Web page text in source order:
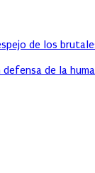
de los
de la